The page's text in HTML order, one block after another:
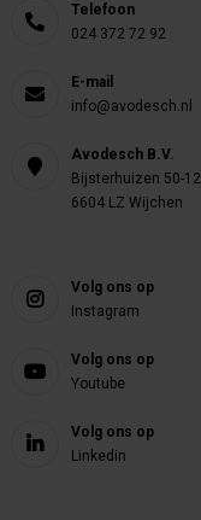
Telefoon
024 372 72 92
E-mail
info@avodesch.nl
Avodesch B.V.
Bijsterhuizen 50-12
6604 LZ Wijchen
Volg ons op
Instagram
Volg ons op
Youtube
Volg ons op
Linkedin